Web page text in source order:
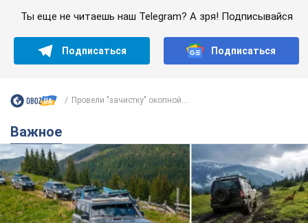
"Джипинг разрушает экосистемы, которые
формировались сотни лет": в Greenpeace
забили тревогу